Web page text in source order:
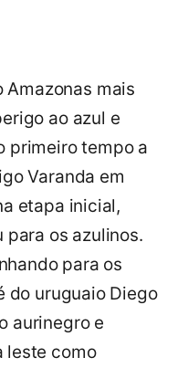
mais
ao azul e
primeiro tempo a
Varanda em
etapa inicial,
os azulinos.
para os
do uruguaio Diego
aurinegro e
leste como